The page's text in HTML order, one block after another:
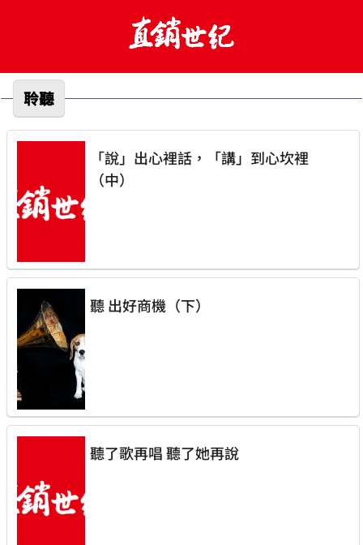
聆聽
「說」出心裡話，「講」到心坎裡
（中）
聽 出好商機（下）
聽了歌再唱 聽了她再說